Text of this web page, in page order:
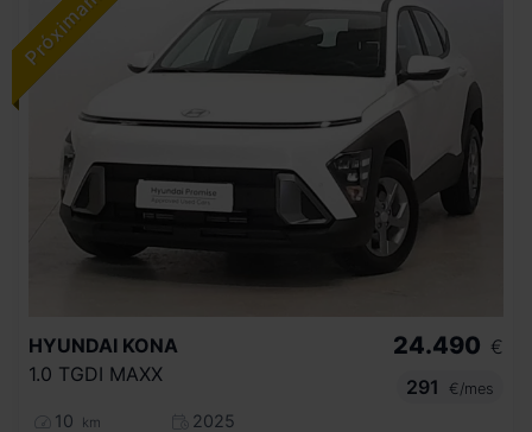
HYUNDAI KONA
1.0 TGDI MAXX
10 km
2025
24.490 €
291
€/mes